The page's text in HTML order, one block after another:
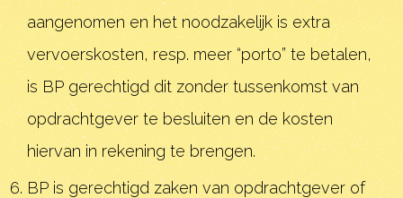
aangenomen en het noodzakelijk is extra
vervoerskosten, resp. meer “porto” te betalen,
is BP gerechtigd dit zonder tussenkomst van
opdrachtgever te besluiten en de kosten
hiervan in rekening te brengen.
BP is gerechtigd zaken van opdrachtgever of